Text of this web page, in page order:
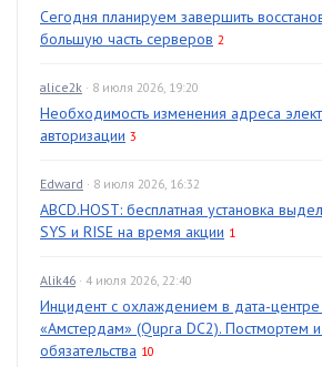
Сегодня планируем завершить
большую часть серверов 2
alice2k · 8 июля 2026, 19:20
Необходимость изменения адреса
авторизации 3
Edward · 8 июля 2026, 16:32
ABCD.HOST: бесплатная установка
SYS и RISE на время акции 1
Alik46 · 4 июля 2026, 22:40
Инцидент с охлаждением в дата-центре
«Амстердам» (Qupra DC2). Постмортем
обязательства 10